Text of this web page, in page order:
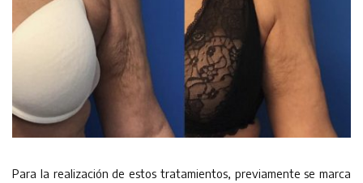
Para la realización de estos tratamientos, previamente se marca